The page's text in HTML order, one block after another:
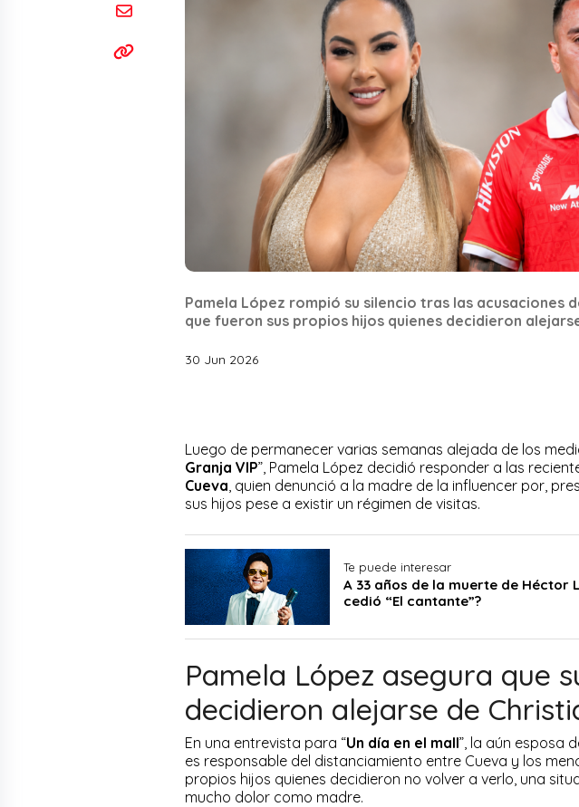
Pamela López rompió su silencio tras las acusaciones
que fueron sus propios hijos quienes decidieron
30 Jun 2026
Luego de permanecer varias semanas alejada de los
Granja VIP”, Pamela López decidió responder a las
Cueva , quien denunció a la madre de la influencer por,
sus hijos pese a existir un régimen de visitas.
Te puede interesar
A 33 años de la muerte de Héctor
cedió “El cantante”?
Pamela López asegura que
decidieron alejarse de
En una entrevista para “Un día en el mall”, la aún esposa
es responsable del distanciamiento entre Cueva y los
propios hijos quienes decidieron no volver a verlo, una
mucho dolor como madre.